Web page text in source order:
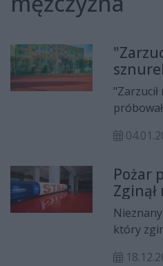
na ul.
Sprawa
tylko
chodzić,
został
Pożar
Zginął
który